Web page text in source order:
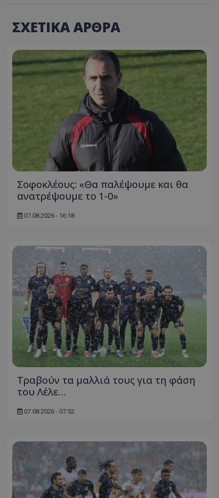
ΣΧΕΤΙΚΑ ΑΡΘΡΑ
Σοφοκλέους: «Θα παλέψουμε και θα
ανατρέψουμε το 1-0»
07.08.2026 - 16:18
Τραβούν τα μαλλιά τους για τη φάση
του Λέλε…
07.08.2026 - 07:52